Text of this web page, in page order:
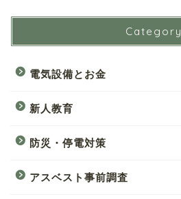
Category
電気設備とお金
新人教育
防災・停電対策
アスベスト事前調査